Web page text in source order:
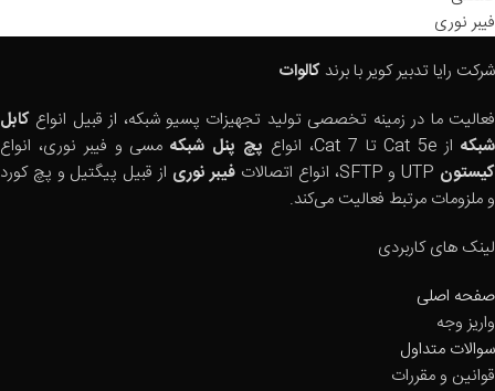
فیبر نوری
شرکت رایا تدبیر کویر با برند کالوات
فعالیت ما در زمینه تخصصی تولید تجهیزات پسیو شبکه، از قبیل انواع کابل
شبکهاز Cat 5e تا Cat 7، انواع پچ پنل شبکهمسی و فیبر نوری، انواع
کیستون
فیبر نوری از قبیل پیگتیل و پچ کورد
و ملزومات مرتبط فعالیت می‌کند.
لینک های کاربردی
صفحه اصلی
واریز وجه
سوالات متداول
قوانین و مقررات